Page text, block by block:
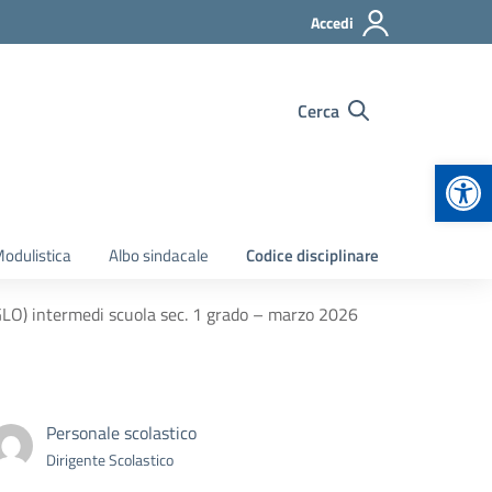
Accedi
Cerca
Albo sindacale Codice disciplinare
intermedi scuola sec. 1 grado – marzo 2026
Personale scolastico
Dirigente Scolastico